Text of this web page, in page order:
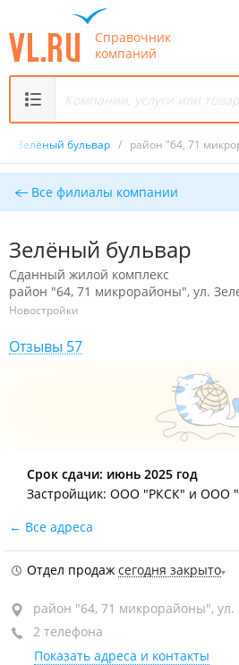
Справочник
компаний
Зелёный бульвар / район "64, 71
Все филиалы компании
Зелёный бульвар
Сданный жилой комплекс
район "64, 71 микрорайоны", ул.
Новостройки
Отзывы 57
Срок сдачи: июнь 2025 год
Застройщик: ООО "РКСК" и ООО
Все адреса
Отдел продаж сегодня закрыто
район "64, 71 микрорайоны", ул.
2 телефона
Показать адреса и контакты